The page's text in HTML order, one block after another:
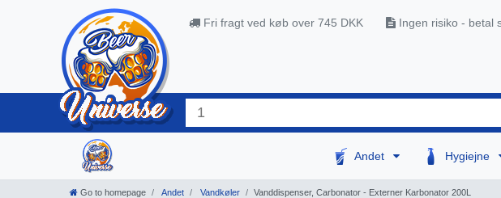
Fri fragt ved køb over 745 DKK Ingen risiko - betal
Andet Hygiejne
Go to homepage Andet Vandkøler Vanddispenser, Carbonator - Externer Karbonator 200L